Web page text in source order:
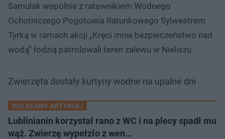
Samulak wspólnie z ratownikiem Wodnego
Ochotniczego Pogotowia Ratunkowego Sylwestrem
Tyrką w ramach akcji „Kręci mnie bezpieczeństwo nad
wodą” łodzią patrolowali teren zalewu w Nieliszu.
Zwierzęta dostały kurtyny wodne na upalne dni
POLECANY ARTYKUŁ:
Lublinianin korzystał rano z WC i na plecy spadł mu
wąż. Zwierzę wypełzło z wen…